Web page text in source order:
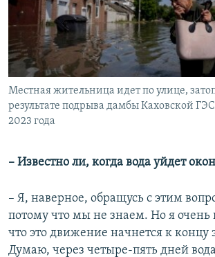
Местная жительница идет по улице,
результате подрыва дамбы Каховской
2023 года
– Известно ли, когда вода уйдет
– Я, наверное, обращусь с этим
потому что мы не знаем. Но я очень
что это движение начнется к концу
Думаю, через четыре-пять дней